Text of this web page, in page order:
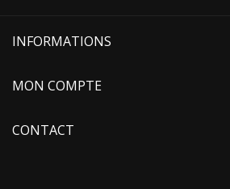
INFORMATIONS
MON COMPTE
CONTACT